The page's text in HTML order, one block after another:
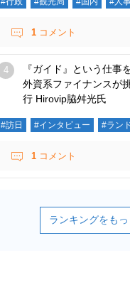
1 コメント
『ガイド』という仕事
外資系ファイナンスが
行 Hirovip脇舛光氏
#訪日 #インタビュー #ラン
1 コメント